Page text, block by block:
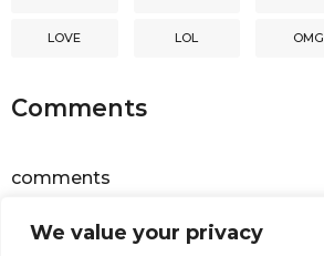
We value your privacy
LOVE LOL OMG
Comments
comments
Facebook Comments